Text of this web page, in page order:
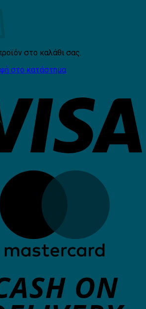
στο καλάθι σας.
στο κατάστημα